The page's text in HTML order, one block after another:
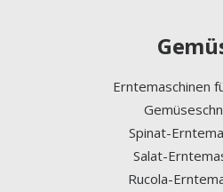
Erntemaschinen
Spinat-
Salat-
Rucola-